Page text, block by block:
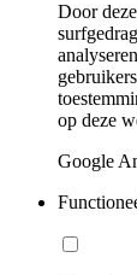
Door
op deze
Google